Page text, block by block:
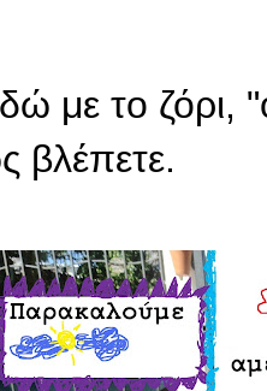
με το ζόρι,
βλέπετε.